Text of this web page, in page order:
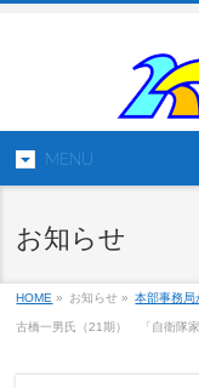
MENU
お知らせ
HOME » お知らせ » 本部事務局
古橋一男氏（21期） 「自衛隊